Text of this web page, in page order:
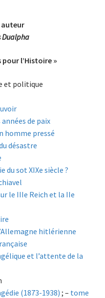
auteur
Dualpha
l’Histoire »
et politique
de paix
homme pressé
désastre
du sot XIXe siècle ?
le IIIe Reich et la IIe
hitlérienne
et l’attente de la
(1873-1938) ; – tome